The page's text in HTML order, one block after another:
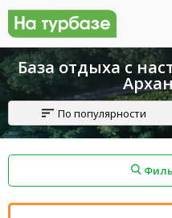
База отдыха с
По популярности
Смоленский район